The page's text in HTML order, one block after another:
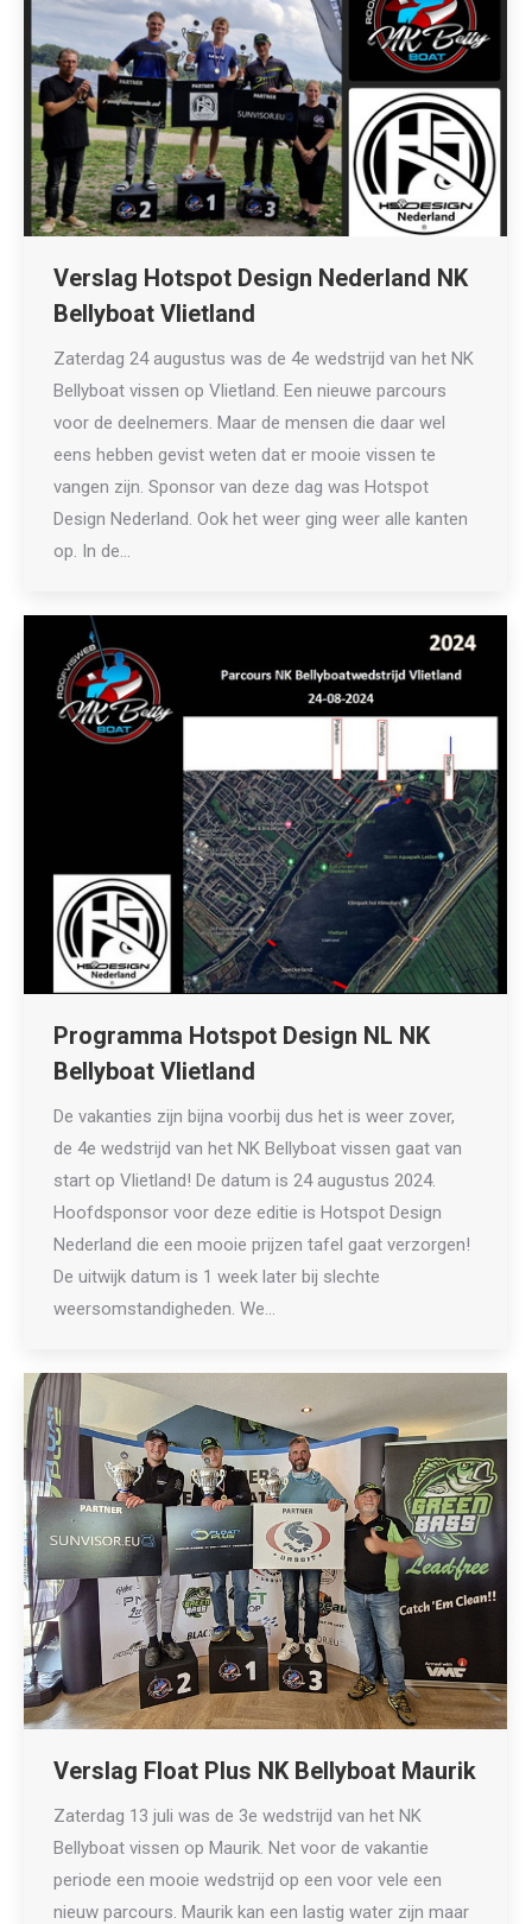
Verslag Hotspot Design Nederland NK
Bellyboat Vlietland
Zaterdag 24 augustus was de 4e wedstrijd van het NK
Bellyboat vissen op Vlietland. Een nieuwe parcours
voor de deelnemers. Maar de mensen die daar wel
eens hebben gevist weten dat er mooie vissen te
vangen zijn. Sponsor van deze dag was Hotspot
Design Nederland. Ook het weer ging weer alle kanten
op. In de…
Programma Hotspot Design NL NK
Bellyboat Vlietland
De vakanties zijn bijna voorbij dus het is weer zover,
de 4e wedstrijd van het NK Bellyboat vissen gaat van
start op Vlietland! De datum is 24 augustus 2024.
Hoofdsponsor voor deze editie is Hotspot Design
Nederland die een mooie prijzen tafel gaat verzorgen!
De uitwijk datum is 1 week later bij slechte
weersomstandigheden. We…
Verslag Float Plus NK Bellyboat Maurik
Zaterdag 13 juli was de 3e wedstrijd van het NK
Bellyboat vissen op Maurik. Net voor de vakantie
periode een mooie wedstrijd op een voor vele een
nieuw parcours. Maurik kan een lastig water zijn maar